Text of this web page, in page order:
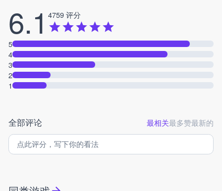
6.1 4759 评分
5
4
3
2
1
全部评论 最相关最多赞最新的